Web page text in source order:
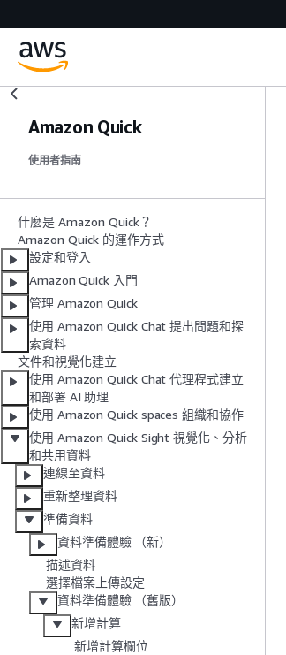
Amazon Quick
使用者指南
什麼是 Amazon Quick？
Amazon Quick 的運作方式
設定和登入
Amazon Quick 入門
管理 Amazon Quick
使用 Amazon Quick Chat 提出問題和探
索資料
文件和視覺化建立
使用 Amazon Quick Chat 代理程式建立
和部署 AI 助理
使用 Amazon Quick spaces 組織和協作
使用 Amazon Quick Sight 視覺化、分析
和共用資料
連線至資料
重新整理資料
準備資料
資料準備體驗 （新）
描述資料
選擇檔案上傳設定
資料準備體驗 （舊版）
新增計算
新增計算欄位